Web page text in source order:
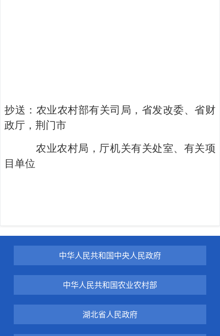
抄送：农业农村部有关司局，省发改委、省财
政厅，荆门市
农业农村局，厅机关有关处室、有关项
目单位
中华人民共和国中央人民政府
中华人民共和国农业农村部
湖北省人民政府